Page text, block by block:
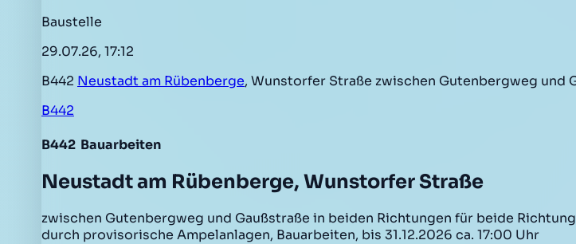
Baustelle
29.07.26, 17:12
B442 Neustadt am Rübenberge, Wunstorfer Straße zwischen Gutenbergweg und
B442
B442 Bauarbeiten
Neustadt am Rübenberge, Wunstorfer Straße
zwischen Gutenbergweg und Gaußstraße in beiden Richtungen für beide
durch provisorische Ampelanlagen, Bauarbeiten, bis 31.12.2026 ca. 17:00 Uhr